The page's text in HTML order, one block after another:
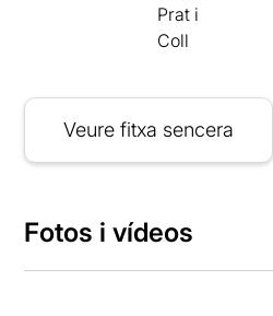
Prat i
Coll
Veure fitxa sencera
Fotos i vídeos